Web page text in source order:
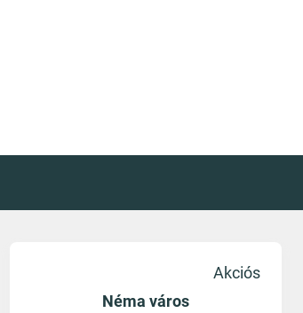
Néma város
Akciós